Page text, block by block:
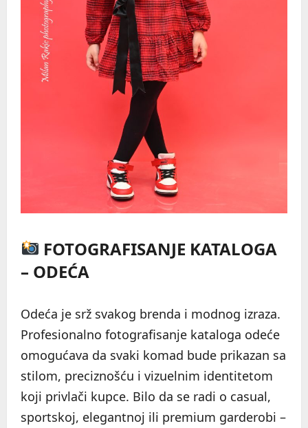
FOTOGRAFISANJE KATALOGA
– ODEĆA
Odeća je srž svakog brenda i modnog izraza.
Profesionalno fotografisanje kataloga odeće
omogućava da svaki komad bude prikazan sa
stilom, preciznošću i vizuelnim identitetom
koji privlači kupce. Bilo da se radi o casual,
sportskoj, elegantnoj ili premium garderobi –